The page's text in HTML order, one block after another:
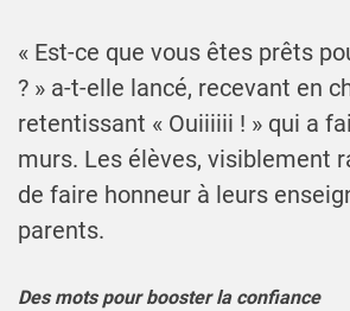
« Est-ce que vous êtes prêts
? » a-t-elle lancé, recevant en
retentissant « Ouiiiiii ! » qui a
murs. Les élèves, visiblement
de faire honneur à leurs
parents.
Des mots pour booster la confiance